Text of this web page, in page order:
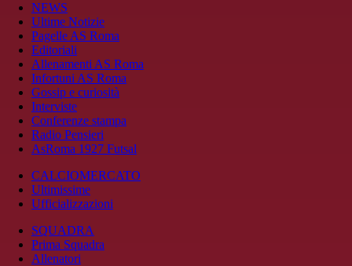
NEWS
Ultime Notizie
Pagelle AS Roma
Editoriali
Allenamenti AS Roma
Infortuni AS Roma
Gossip e curiosità
Interviste
Conferenze stampa
Radio Pensieri
AsRoma 1927 Futsal
CALCIOMERCATO
Ultimissime
Ufficializzazioni
SQUADRA
Prima Squadra
Allenatori